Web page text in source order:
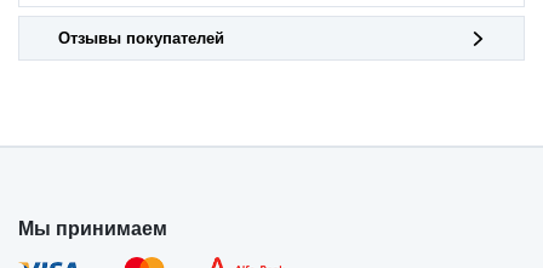
Отзывы покупателей
Мы принимаем